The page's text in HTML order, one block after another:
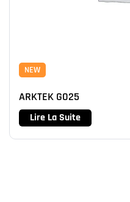
NEW
ARKTEK G025
Lire La Suite